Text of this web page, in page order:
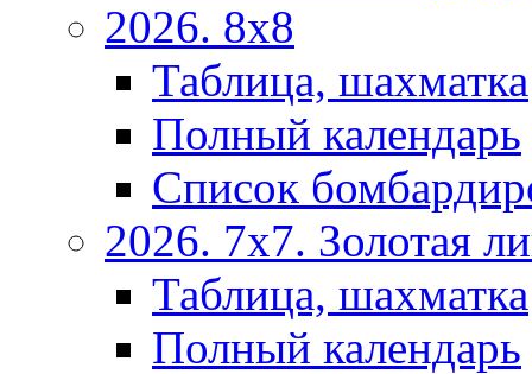
2026. 8х8
Таблица, шахматка
Полный календарь
Список
2026. 7х7. Золотая
Таблица, шахматка
Полный календарь